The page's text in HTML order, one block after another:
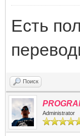
Есть
Поиск
Administrator